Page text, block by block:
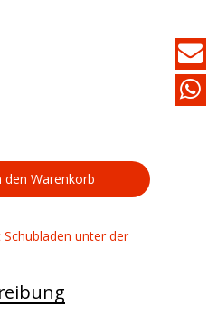
den Warenkorb
unter der